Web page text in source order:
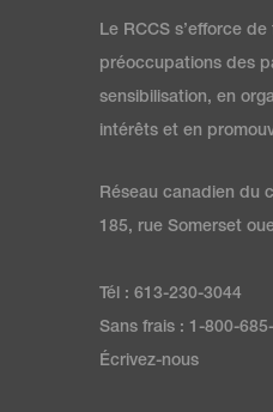
Le RCCS s’efforce
préoccupations des
sensibilisation, en
intérêts et en
Réseau canadien du
185, rue Somerset
Tél : 613-230-3044
Sans frais : 1-800-
Écrivez-nous